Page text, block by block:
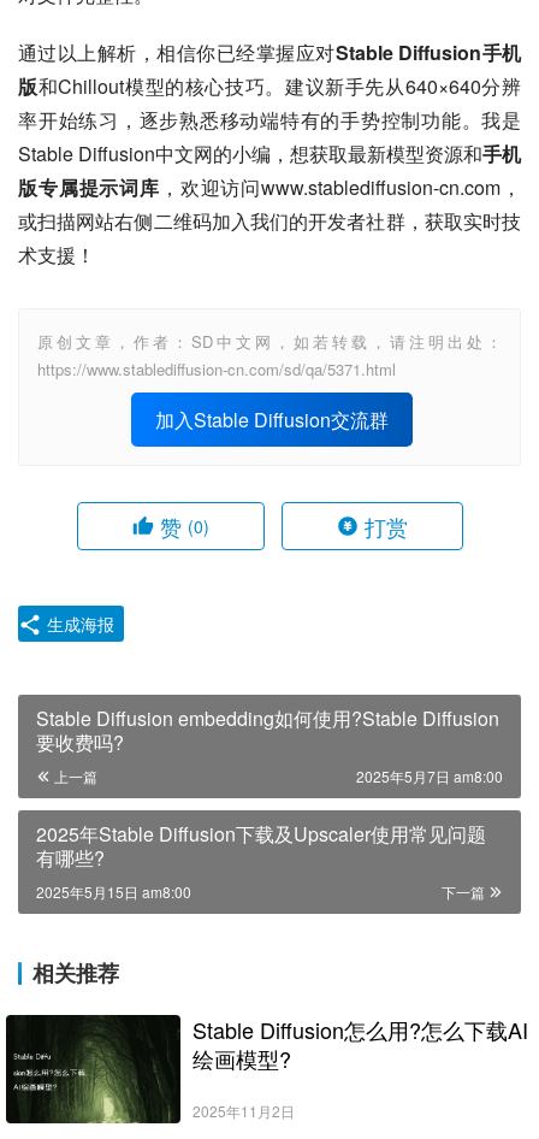
通过以上解析，相信你已经掌握应对Stable Diffusion手机
版和Chillout模型的核心技巧。建议新手先从640×640分辨
率开始练习，逐步熟悉移动端特有的手势控制功能。我是
Stable Diffusion中文网的小编，想获取最新模型资源和手机
版专属提示词库 ，欢迎访问www.stablediffusion-cn.com，
或扫描网站右侧二维码加入我们的开发者社群，获取实时技
术支援！
原创文章，作者：SD中文网，如若转载，请注明出处：
https://www.stablediffusion-cn.com/sd/qa/5371.html
加入Stable Diffusion交流群
赞 (0) 打赏
生成海报
Stable Diffusion embedding如何使用?Stable Diffusion
要收费吗?
上一篇 2025年5月7日 am8:00
2025年Stable Diffusion下载及Upscaler使用常见问题
有哪些?
下一篇
2025年5月15日 am8:00
相关推荐
Stable Diffusion怎么用?怎么下载AI
绘画模型?
2025年11月2日